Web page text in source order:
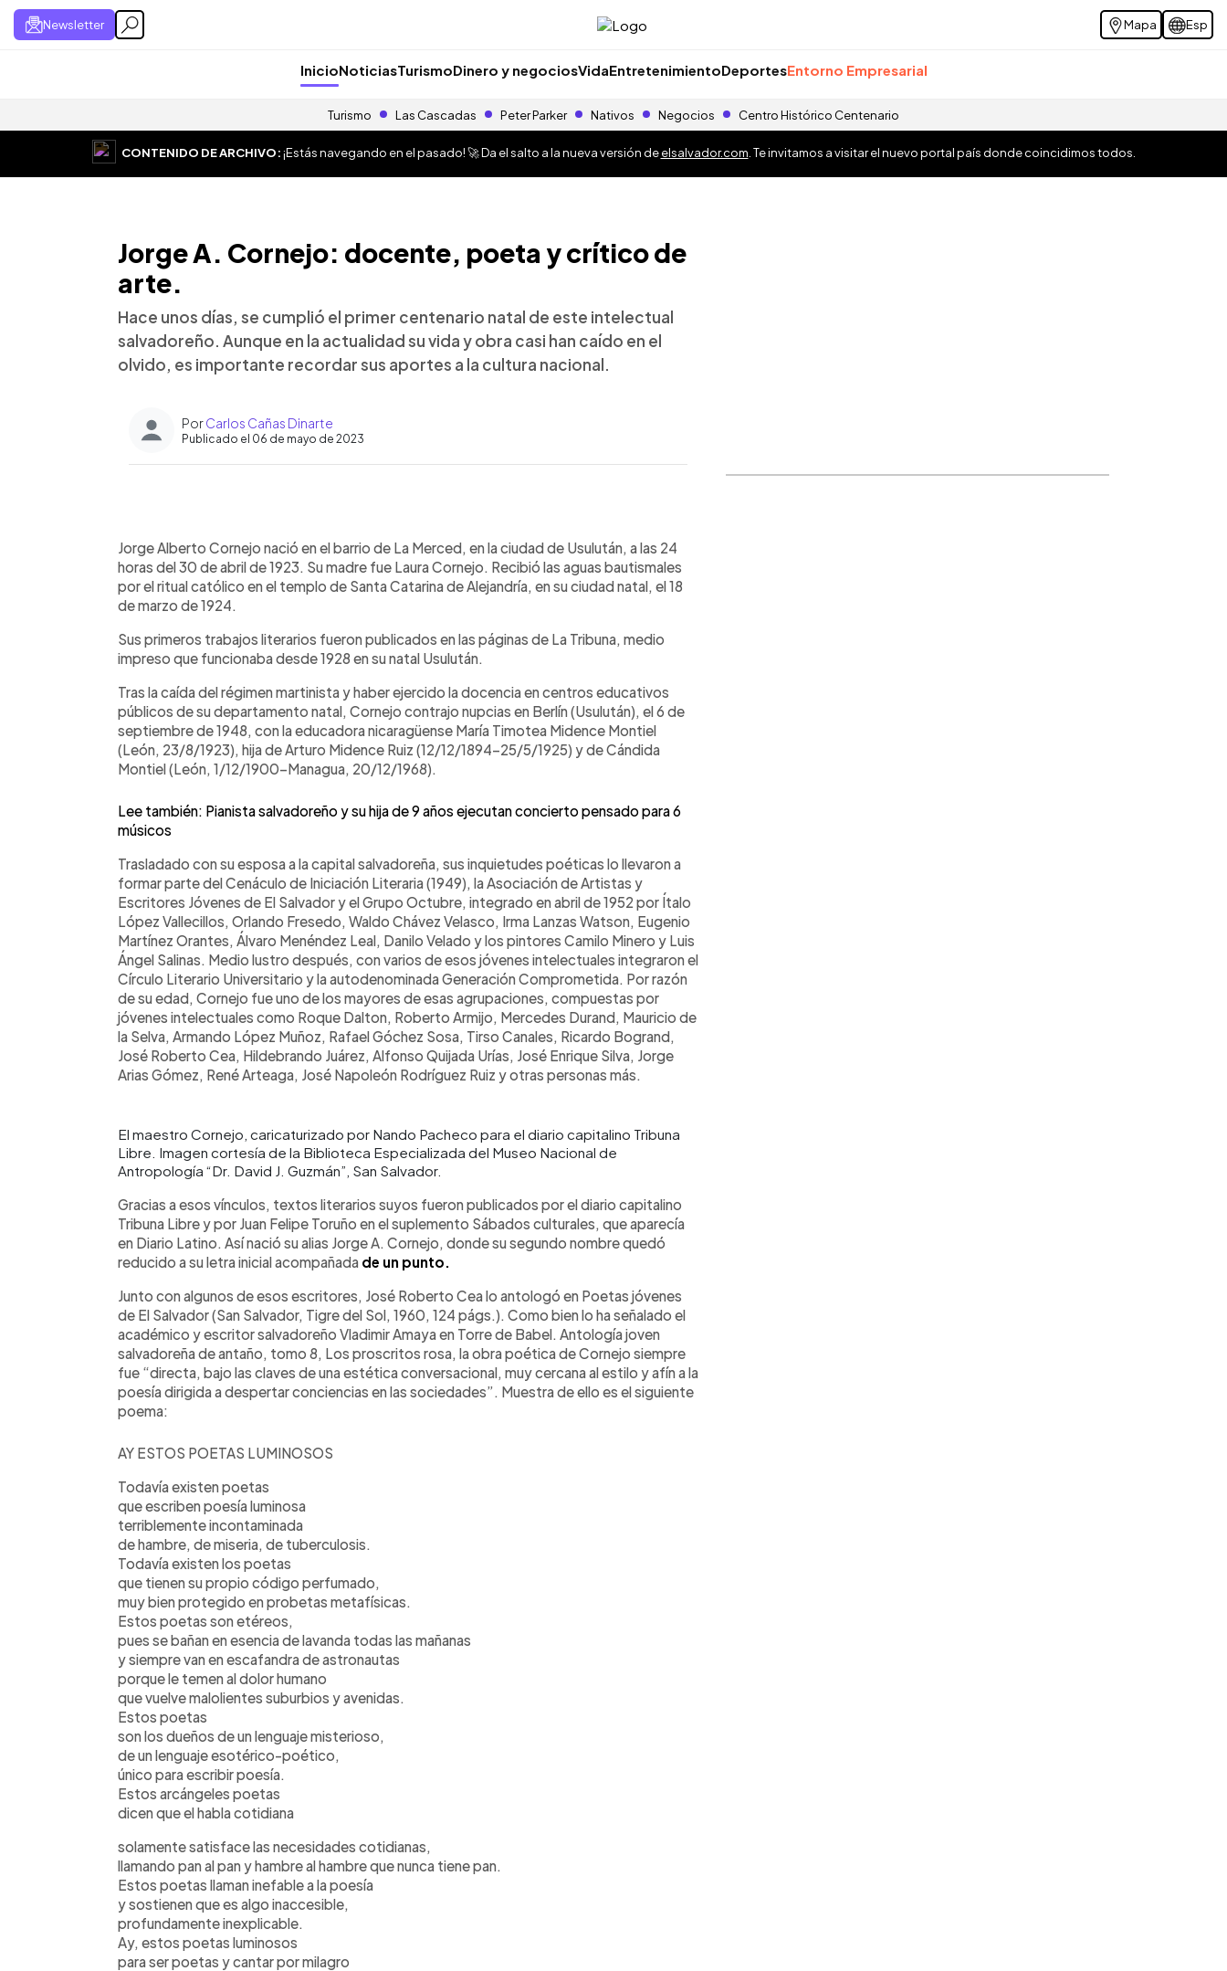
Newsletter Mapa Esp
InicioNoticiasTurismoDinero y negociosVidaEntretenimientoDeportesEntorno Empresarial
Turismo Las Cascadas Peter Parker Nativos Negocios Centro Histórico Centenario
CONTENIDO DE ARCHIVO:¡Estás navegando en el pasado! 🚀 Da el salto a la nueva versión deelsalvador.com . Te invitamos a visitar el nuevo portal país donde coincidimos todos.
Jorge A. Cornejo: docente, poeta y crítico de
arte.
Hace unos días, se cumplió el primer centenario natal de este intelectual
salvadoreño. Aunque en la actualidad su vida y obra casi han caído en el
olvido, es importante recordar sus aportes a la cultura nacional.
PorCarlos Cañas Dinarte
Publicado el 06 de mayo de 2023
Escuchar artículo
Jorge Alberto Cornejo nació en el barrio de La Merced, en la ciudad de Usulután, a las 24
horas del 30 de abril de 1923. Su madre fue Laura Cornejo. Recibió las aguas bautismales
por el ritual católico en el templo de Santa Catarina de Alejandría, en su ciudad natal, el 18
de marzo de 1924.
Sus primeros trabajos literarios fueron publicados en las páginas de La Tribuna, medio
impreso que funcionaba desde 1928 en su natal Usulután.
Tras la caída del régimen martinista y haber ejercido la docencia en centros educativos
públicos de su departamento natal, Cornejo contrajo nupcias en Berlín (Usulután), el 6 de
septiembre de 1948, con la educadora nicaragüense María Timotea Midence Montiel
(León, 23/8/1923), hija de Arturo Midence Ruiz (12/12/1894-25/5/1925) y de Cándida
Montiel (León, 1/12/1900-Managua, 20/12/1968).
Lee también: Pianista salvadoreño y su hija de 9 años ejecutan concierto pensado para 6
músicos
Trasladado con su esposa a la capital salvadoreña, sus inquietudes poéticas lo llevaron a
formar parte del Cenáculo de Iniciación Literaria (1949), la Asociación de Artistas y
Escritores Jóvenes de El Salvador y el Grupo Octubre, integrado en abril de 1952 por Ítalo
López Vallecillos, Orlando Fresedo, Waldo Chávez Velasco, Irma Lanzas Watson, Eugenio
Martínez Orantes, Álvaro Menéndez Leal, Danilo Velado y los pintores Camilo Minero y Luis
Ángel Salinas. Medio lustro después, con varios de esos jóvenes intelectuales integraron el
Círculo Literario Universitario y la autodenominada Generación Comprometida. Por razón
de su edad, Cornejo fue uno de los mayores de esas agrupaciones, compuestas por
jóvenes intelectuales como Roque Dalton, Roberto Armijo, Mercedes Durand, Mauricio de
la Selva, Armando López Muñoz, Rafael Góchez Sosa, Tirso Canales, Ricardo Bogrand,
José Roberto Cea, Hildebrando Juárez, Alfonso Quijada Urías, José Enrique Silva, Jorge
Arias Gómez, René Arteaga, José Napoleón Rodríguez Ruiz y otras personas más.
El maestro Cornejo, caricaturizado por Nando Pacheco para el diario capitalino Tribuna
Libre. Imagen cortesía de la Biblioteca Especializada del Museo Nacional de
Antropología “Dr. David J. Guzmán”, San Salvador.
Gracias a esos vínculos, textos literarios suyos fueron publicados por el diario capitalino
Tribuna Libre y por Juan Felipe Toruño en el suplemento Sábados culturales, que aparecía
en Diario Latino. Así nació su alias Jorge A. Cornejo, donde su segundo nombre quedó
reducido a su letra inicial acompañada de un punto.
Junto con algunos de esos escritores, José Roberto Cea lo antologó en Poetas jóvenes
de El Salvador (San Salvador, Tigre del Sol, 1960, 124 págs.). Como bien lo ha señalado el
académico y escritor salvadoreño Vladimir Amaya en Torre de Babel. Antología joven
salvadoreña de antaño, tomo 8, Los proscritos rosa, la obra poética de Cornejo siempre
fue “directa, bajo las claves de una estética conversacional, muy cercana al estilo y afín a la
poesía dirigida a despertar conciencias en las sociedades”. Muestra de ello es el siguiente
poema:
AY ESTOS POETAS LUMINOSOS
Todavía existen poetas
que escriben poesía luminosa
terriblemente incontaminada
de hambre, de miseria, de tuberculosis.
Todavía existen los poetas
que tienen su propio código perfumado,
muy bien protegido en probetas metafísicas.
Estos poetas son etéreos,
pues se bañan en esencia de lavanda todas las mañanas
y siempre van en escafandra de astronautas
porque le temen al dolor humano
que vuelve malolientes suburbios y avenidas.
Estos poetas
son los dueños de un lenguaje misterioso,
de un lenguaje esotérico-poético,
único para escribir poesía.
Estos arcángeles poetas
dicen que el habla cotidiana
solamente satisface las necesidades cotidianas,
llamando pan al pan y hambre al hambre que nunca tiene pan.
Estos poetas llaman inefable a la poesía
y sostienen que es algo inaccesible,
profundamente inexplicable.
Ay, estos poetas luminosos
para ser poetas y cantar por milagro